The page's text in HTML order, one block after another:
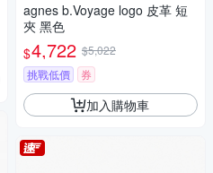
agnes b.Voyage logo 皮革 短
夾 黑色
$4,722 $5,022
挑戰低價
券
加入購物車